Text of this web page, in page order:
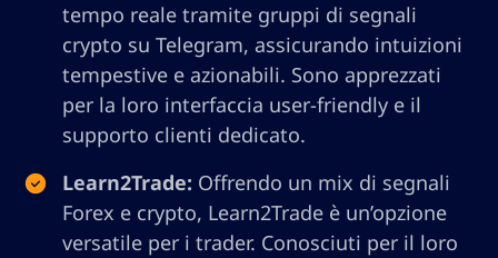
tempo reale tramite gruppi di segnali
crypto su Telegram, assicurando intuizioni
tempestive e azionabili. Sono apprezzati
per la loro interfaccia user-friendly e il
supporto clienti dedicato.
Learn2Trade: Offrendo un mix di segnali
Forex e crypto, Learn2Trade è un’opzione
versatile per i trader. Conosciuti per il loro